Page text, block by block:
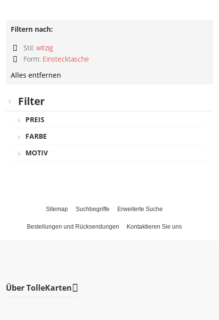
Filtern nach:
Stil: witzig
Diesen
entfernen
Form: Einstecktasche
Artikel
Alles entfernen
Filter
PREIS
FARBE
MOTIV
Sitemap Suchbegriffe Erweiterte Suche
Bestellungen und Rücksendungen Kontaktieren Sie uns
Über TolleKarten